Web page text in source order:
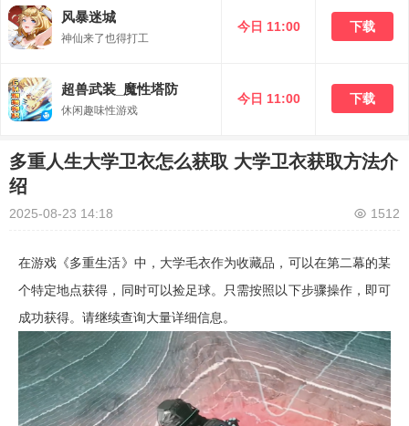
风暴迷城
神仙来了也得打工
今日 11:00 下载
超兽武装_魔性塔防
休闲趣味性游戏
今日 11:00 下载
多重人生大学卫衣怎么获取 大学卫衣获取方法介
绍
2025-08-23 14:18 1512
在游戏《多重生活》中，大学毛衣作为收藏品，可以在第二幕的某
个特定地点获得，同时可以捡足球。只需按照以下步骤操作，即可
成功获得。请继续查询大量详细信息。